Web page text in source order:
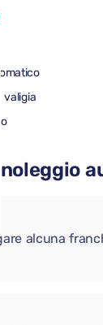
valigia
alcuna